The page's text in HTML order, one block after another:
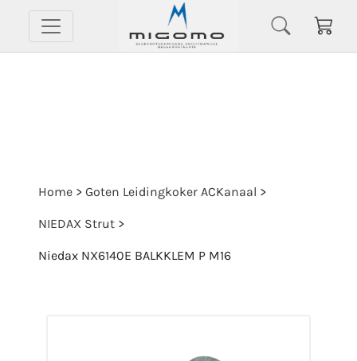
Home > Goten Leidingkoker ACKanaal >
NIEDAX Strut >
Niedax NX6140E BALKKLEM P M16